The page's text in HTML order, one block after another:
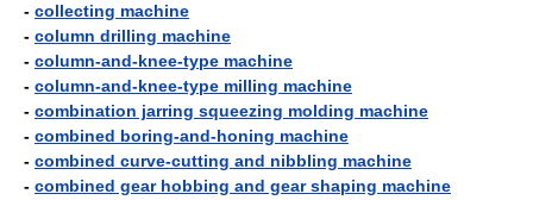
- collecting machine
- column drilling machine
- column-and-knee-type machine
- column-and-knee-type milling machine
- combination jarring squeezing molding machine
- combined boring-and-honing machine
- combined curve-cutting and nibbling machine
- combined gear hobbing and gear shaping machine